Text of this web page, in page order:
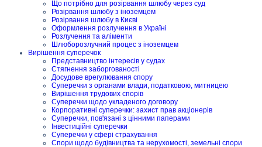
Що потрібно для розірвання шлюбу через суд
Розірвання шлюбу з іноземцем
Розірвання шлюбу в Києві
Оформлення розлучення в Україні
Розлучення та аліменти
Шлюборозлучний процес з іноземцем
Вирішення суперечок
Представництво інтересів у судах
Стягнення заборгованості
Досудове врегулювання спору
Суперечки з органами влади, податковою, митницею
Вирішення трудових спорів
Суперечки щодо укладеного договору
Корпоративні суперечки: захист прав акціонерів
Суперечки, пов'язані з цінними паперами
Інвестиційні суперечки
Суперечки у сфері страхування
Спори щодо будівництва та нерухомості, земельні спори